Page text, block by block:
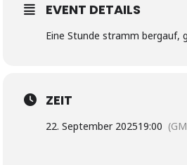
EVENT DETAILS
Eine Stunde stramm bergauf,
ZEIT
22. September 202519:00